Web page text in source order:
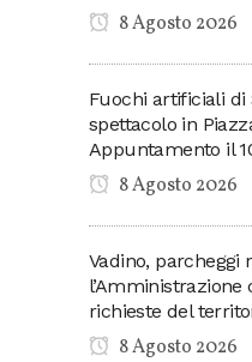
8 Agosto 2026
Fuochi artificiali di
spettacolo in
Appuntamento il
8 Agosto 2026
Vadino, parcheggi
richieste del
8 Agosto 2026